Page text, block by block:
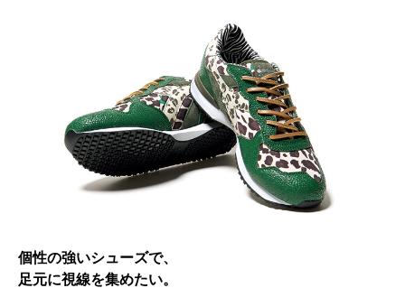
個性の強いシューズで、
足元に視線を集めたい。